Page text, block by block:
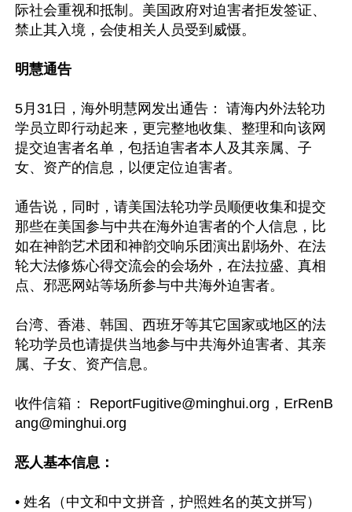
际社会重视和抵制。美国政府对迫害者拒发签证、
禁止其入境，会使相关人员受到威慑。
明慧通告
5月31日，海外明慧网发出通告： 请海内外法轮功
学员立即行动起来，更完整地收集、整理和向该网
提交迫害者名单，包括迫害者本人及其亲属、子
女、资产的信息，以便定位迫害者。
通告说，同时，请美国法轮功学员顺便收集和提交
那些在美国参与中共在海外迫害者的个人信息，比
如在神韵艺术团和神韵交响乐团演出剧场外、在法
轮大法修炼心得交流会的会场外，在法拉盛、真相
点、邪恶网站等场所参与中共海外迫害者。
台湾、香港、韩国、西班牙等其它国家或地区的法
轮功学员也请提供当地参与中共海外迫害者、其亲
属、子女、资产信息。
收件信箱： ReportFugitive@minghui.org ， ErRenB
ang@minghui.org
恶人基本信息：
• 姓名（中文和中文拼音，护照姓名的英文拼写）